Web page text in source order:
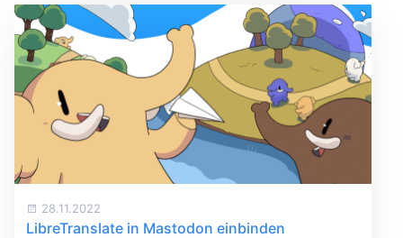
28.11.2022
LibreTranslate in Mastodon einbinden